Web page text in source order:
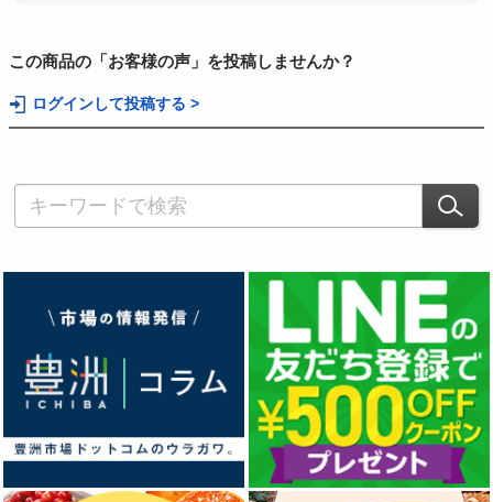
この商品の「お客様の声」を投稿しませんか？
ログインして投稿する >